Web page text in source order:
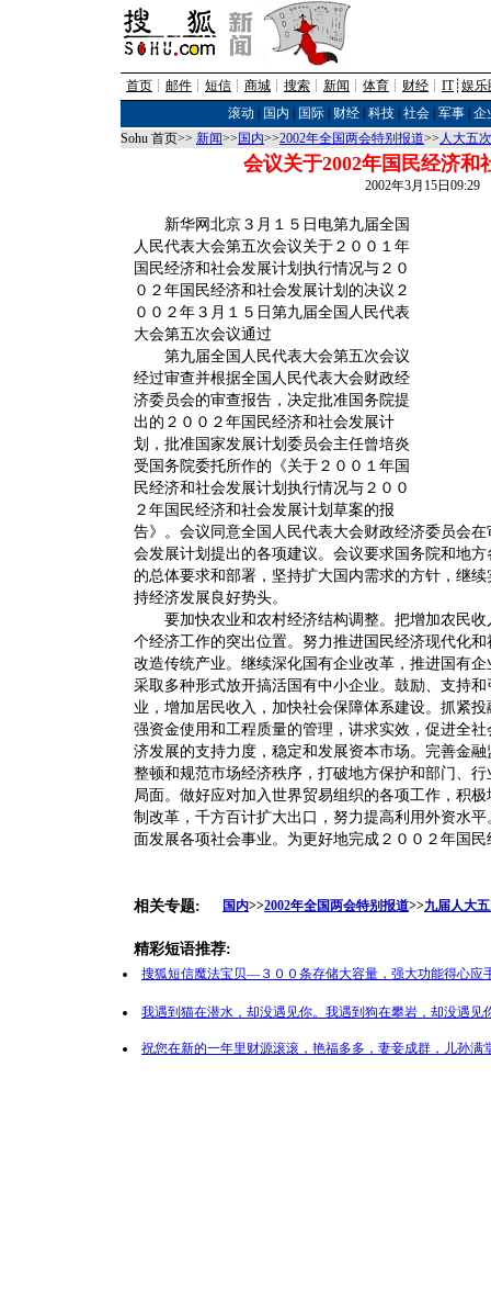
首页 ┊ 邮件 ┊ 短信 ┊ 商城 ┊ 搜索 ┊ 新闻 ┊ 体育 ┊ 财经 ┊ IT┊ 娱乐
滚动
国内 国际| 财经| 科技| 社会| 军事| 企
Sohu 首页>> 新闻>> 国内>>2002年全国两会特别报道>> 人大五
会议关于2002年国民经济和
2002年3月15日
新华网北京３月１５日电第九届全国
人民代表大会第五次会议关于２００１年
国民经济和社会发展计划执行情况与２０
０２年国民经济和社会发展计划的决议２
００２年３月１５日第九届全国人民代表
大会第五次会议通过
第九届全国人民代表大会第五次会议
经过审查并根据全国人民代表大会财政经
济委员会的审查报告，决定批准国务院提
出的２００２年国民经济和社会发展计
划，批准国家发展计划委员会主任曾培炎
受国务院委托所作的《关于２００１年国
民经济和社会发展计划执行情况与２００
２年国民经济和社会发展计划草案的报
告》。会议同意全国人民代表大会财政经济委员会
会发展计划提出的各项建议。会议要求国务院和地
的总体要求和部署，坚持扩大国内需求的方针，继
持经济发展良好势头。
要加快农业和农村经济结构调整。把增加农民收
个经济工作的突出位置。努力推进国民经济现代化
改造传统产业。继续深化国有企业改革，推进国有
采取多种形式放开搞活国有中小企业。鼓励、支持
业，增加居民收入，加快社会保障体系建设。抓紧
强资金使用和工程质量的管理，讲求实效，促进全
济发展的支持力度，稳定和发展资本市场。完善金
整顿和规范市场经济秩序，打破地方保护和部门、
局面。做好应对加入世界贸易组织的各项工作，积
制改革，千方百计扩大出口，努力提高利用外资水
面发展各项社会事业。为更好地完成２００２年国
相关专题: 国内>>2002年全国两会特别报道>>九届人大
精彩短语推荐:
搜狐短信魔法宝贝—３００条存储大容量，强大功能得心应
我遇到猫在潜水，却没遇见你。我遇到狗在攀岩，却没遇
祝您在新的一年里财源滚滚，艳福多多，妻妾成群，儿孙